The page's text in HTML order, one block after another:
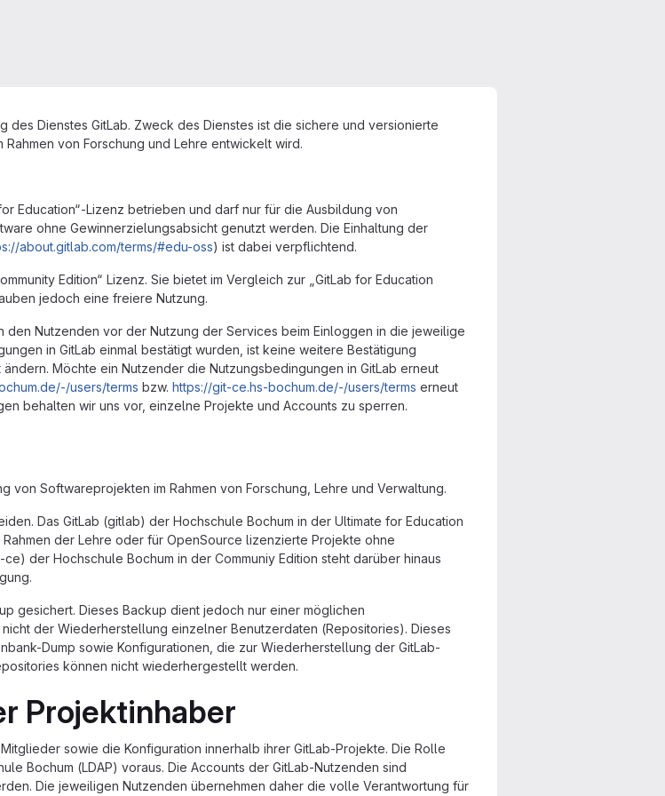
Dienstes GitLab. Zweck des Dienstes ist die sichere und versionierte
von Forschung und Lehre entwickelt wird.
Education“-Lizenz betrieben und darf nur für die Ausbildung von
ohne Gewinnerzielungsabsicht genutzt werden. Die Einhaltung der
about.gitlab.com/terms/#edu-oss) ist dabei verpflichtend.
Edition“ Lizenz. Sie bietet im Vergleich zur „GitLab for Education
jedoch eine freiere Nutzung.
Nutzenden vor der Nutzung der Services beim Einloggen in die jeweilige
in GitLab einmal bestätigt wurden, ist keine weitere Bestätigung
Möchte ein Nutzender die Nutzungsbedingungen in GitLab erneut
users/terms bzw. https://git-ce.hs-bochum.de/-/users/terms erneut
behalten wir uns vor, einzelne Projekte und Accounts zu sperren.
von Softwareprojekten im Rahmen von Forschung, Lehre und Verwaltung.
Das GitLab (gitlab) der Hochschule Bochum in der Ultimate for Education
der Lehre oder für OpenSource lizenzierte Projekte ohne
der Hochschule Bochum in der Communiy Edition steht darüber hinaus
gesichert. Dieses Backup dient jedoch nur einer möglichen
der Wiederherstellung einzelner Benutzerdaten (Repositories). Dieses
Dump sowie Konfigurationen, die zur Wiederherstellung der GitLab-
können nicht wiederhergestellt werden.
Projektinhaber
sowie die Konfiguration innerhalb ihrer GitLab-Projekte. Die Rolle
Bochum (LDAP) voraus. Die Accounts der GitLab-Nutzenden sind
Die jeweiligen Nutzenden übernehmen daher die volle Verantwortung für